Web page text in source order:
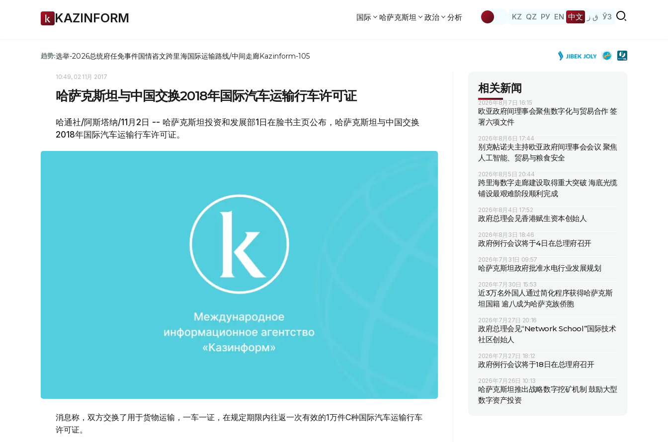
KAZINFORM 国际 哈萨克斯坦 政治 分析 KZ QZ РУ EN 中文 ق ز ЎЗ
趋势:选举-2026总统府任免事件国情咨文跨里海国际运输路线/中间走廊Kazinform-105
10:49, 02 11月 2017
哈萨克斯坦与中国交换2018年国际汽车运输行车许可证
哈通社/阿斯塔纳/11月2日 -- 哈萨克斯坦投资和发展部1日在脸书主页公布，哈萨克斯坦与中国交换
2018年国际汽车运输行车许可证。
消息称，双方交换了用于货物运输，一车一证，在规定期限内往返一次有效的1万件C种国际汽车运输行车
许可证。
相关新闻
2026年8月7日 16:15
欧亚政府间理事会聚焦数字化与贸易合作 签
署六项文件
2026年8月6日 17:44
别克帖诺夫主持欧亚政府间理事会会议 聚焦
人工智能、贸易与粮食安全
2026年8月5日 20:44
跨里海数字走廊建设取得重大突破 海底光缆
铺设最艰难阶段顺利完成
2026年8月4日 17:52
政府总理会见香港赋生资本创始人
2026年8月3日 18:46
政府例行会议将于4日在总理府召开
2026年7月31日 09:57
哈萨克斯坦政府批准水电行业发展规划
2026年7月30日 15:53
近3万名外国人通过简化程序获得哈萨克斯
坦国籍 逾八成为哈萨克族侨胞
2026年7月27日 20:16
政府总理会见“Network School”国际技术
社区创始人
2026年7月27日 18:12
政府例行会议将于18日在总理府召开
2026年7月26日 10:13
哈萨克斯坦推出战略数字挖矿机制 鼓励大型
数字资产投资